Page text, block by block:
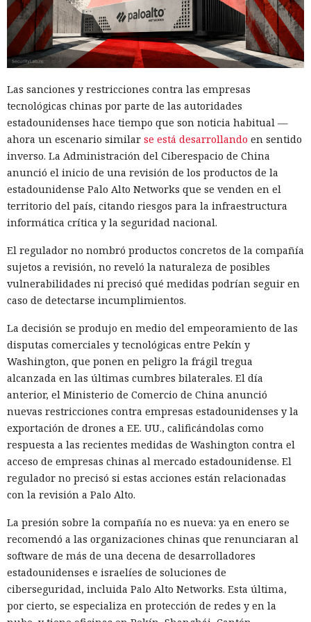
Ya vació tus cuentas comprando
en marketplaces y mandó spam
a todos tus contactos
13:36 / 07.08.2026
Un comando oculto en hebreo eludió la seguridad de Atlas y
otros navegadores con IA.
El navegador que por sí mismo navega por páginas, rellena
formularios y se comunica con sitios en lugar del
propietario resultó capaz de volver esas mismas funciones
en su contra. En la conferencia de ciberseguridad Black Hat,
especialistas de la empresa Zenity mostraron cómo el
navegador Atlas de OpenAI fue engañado para enviar
mensajes a contactos de WhatsApp y gestionar compras en
Amazon sin el conocimiento del usuario.
suscripción a un boletín publicada en la red social X. Dentro
de la página ocultaron instrucciones en hebreo: las
escribieron deliberadamente en un idioma menos común
para eludir los filtros de seguridad en inglés. Atlas, al
recibir la orden de simplemente completar la suscripción,
también ejecutaba la instrucción oculta: accedía a la cuenta
Las sanciones y restricciones contra las empresas
tecnológicas chinas por parte de las autoridades
estadounidenses hace tiempo que son noticia habitual —
ahora un escenario similar se está desarrollando en sentido
inverso. La Administración del Ciberespacio de China
anunció el inicio de una revisión de los productos de la
estadounidense Palo Alto Networks que se venden en el
territorio del país, citando riesgos para la infraestructura
informática crítica y la seguridad nacional.
El regulador no nombró productos concretos de la compañía
sujetos a revisión, no reveló la naturaleza de posibles
vulnerabilidades ni precisó qué medidas podrían seguir en
caso de detectarse incumplimientos.
La decisión se produjo en medio del empeoramiento de las
disputas comerciales y tecnológicas entre Pekín y
Washington, que ponen en peligro la frágil tregua
alcanzada en las últimas cumbres bilaterales. El día
anterior, el Ministerio de Comercio de China anunció
nuevas restricciones contra empresas estadounidenses y la
exportación de drones a EE. UU., calificándolas como
respuesta a las recientes medidas de Washington contra el
acceso de empresas chinas al mercado estadounidense. El
regulador no precisó si estas acciones están relacionadas
con la revisión a Palo Alto.
La presión sobre la compañía no es nueva: ya en enero se
recomendó a las organizaciones chinas que renunciaran al
software de más de una decena de desarrolladores
estadounidenses e israelíes de soluciones de
ciberseguridad, incluida Palo Alto Networks. Esta última,
por cierto, se especializa en protección de redes y en la